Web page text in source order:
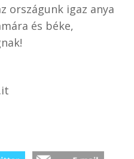
országunk igaz anya
és béke,